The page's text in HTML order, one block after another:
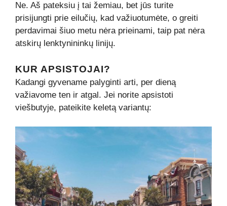
Ne. Aš pateksiu į tai žemiau, bet jūs turite
prisijungti prie eilučių, kad važiuotumėte, o greiti
perdavimai šiuo metu nėra prieinami, taip pat nėra
atskirų lenktynininkų linijų.
KUR APSISTOJAI?
Kadangi gyvename palyginti arti, per dieną
važiavome ten ir atgal. Jei norite apsistoti
viešbutyje, pateikite keletą variantų: